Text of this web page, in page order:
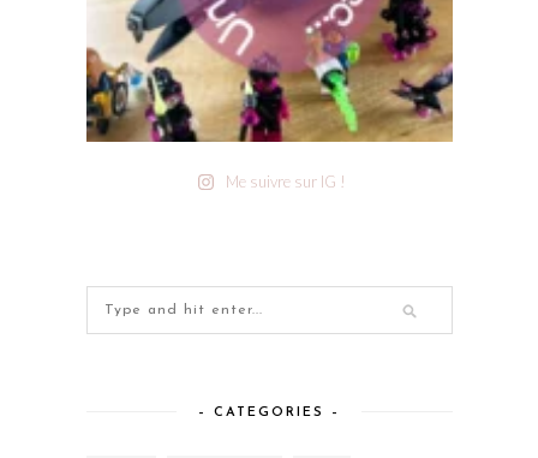
Me suivre sur IG !
– CATEGORIES –